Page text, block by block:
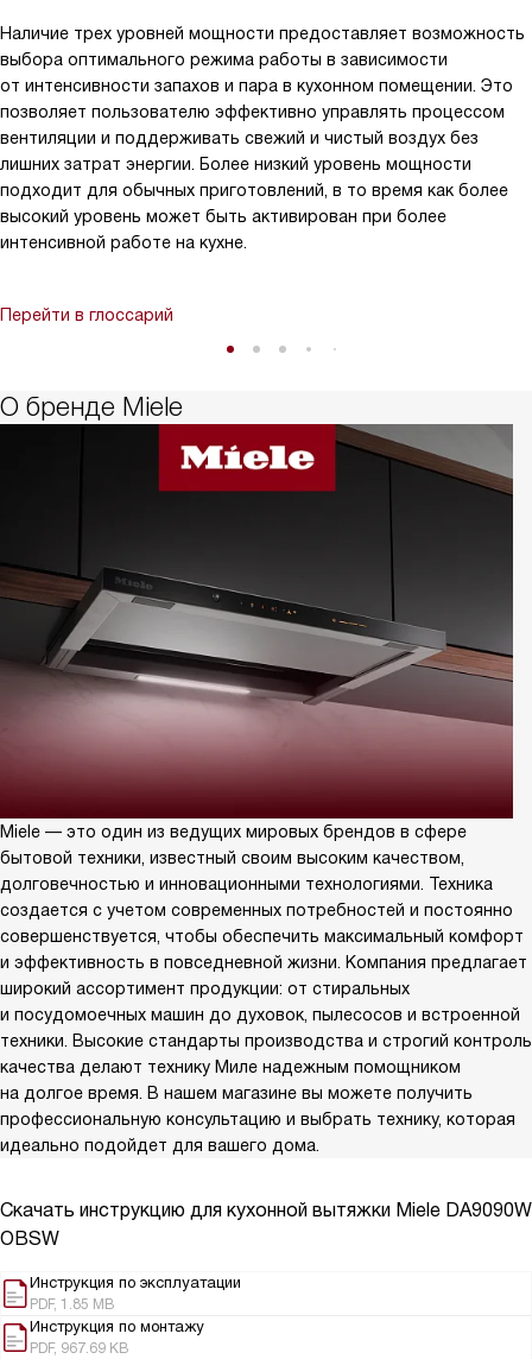
Наличие трех уровней мощности предоставляет возможность
выбора оптимального режима работы в зависимости
от интенсивности запахов и пара в кухонном помещении. Это
позволяет пользователю эффективно управлять процессом
вентиляции и поддерживать свежий и чистый воздух без
лишних затрат энергии. Более низкий уровень мощности
подходит для обычных приготовлений, в то время как более
высокий уровень может быть активирован при более
интенсивной работе на кухне.
Перейти в глоссарий
О бренде Miele
Miele — это один из ведущих мировых брендов в сфере
бытовой техники, известный своим высоким качеством,
долговечностью и инновационными технологиями. Техника
создается с учетом современных потребностей и постоянно
совершенствуется, чтобы обеспечить максимальный комфорт
и эффективность в повседневной жизни. Компания предлагает
широкий ассортимент продукции: от стиральных
и посудомоечных машин до духовок, пылесосов и встроенной
техники. Высокие стандарты производства и строгий контроль
качества делают технику Миле надежным помощником
на долгое время. В нашем магазине вы можете получить
профессиональную консультацию и выбрать технику, которая
идеально подойдет для вашего дома.
Скачать инструкцию для кухонной вытяжки Miele DA9090W
OBSW
Инструкция по эксплуатации
PDF, 1.85 MB
Инструкция по монтажу
PDF, 967.69 KB